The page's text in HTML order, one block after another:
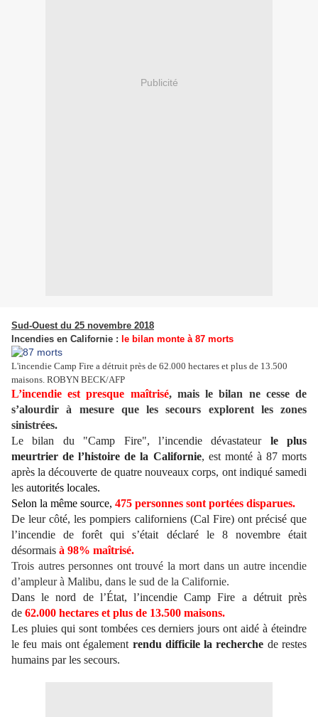
Publicité
Sud-Ouest du 25 novembre 2018
Incendies en Californie : le bilan monte à 87 morts
L'incendie Camp Fire a détruit près de 62.000 hectares et plus de 13.500
maisons. ROBYN BECK/AFP
L’incendie est presque maîtrisé, mais le bilan ne cesse de
s’alourdir à mesure que les secours explorent les zones
sinistrées.
Le bilan du "Camp Fire", l’incendie dévastateur le plus
meurtrier de l’histoire de la Californie, est monté à 87 morts
après la découverte de quatre nouveaux corps, ont indiqué samedi
les autorités locales.
Selon la même source, 475 personnes sont portées disparues.
De leur côté, les pompiers californiens (Cal Fire) ont précisé que
l’incendie de forêt qui s’était déclaré le 8 novembre était
désormais à 98% maîtrisé.
Trois autres personnes ont trouvé la mort dans un autre incendie
d’ampleur à Malibu, dans le sud de la Californie.
Dans le nord de l’État, l’incendie Camp Fire a détruit près
de 62.000 hectares et plus de 13.500 maisons.
Les pluies qui sont tombées ces derniers jours ont aidé à éteindre
le feu mais ont également rendu difficile la recherche de restes
humains par les secours.